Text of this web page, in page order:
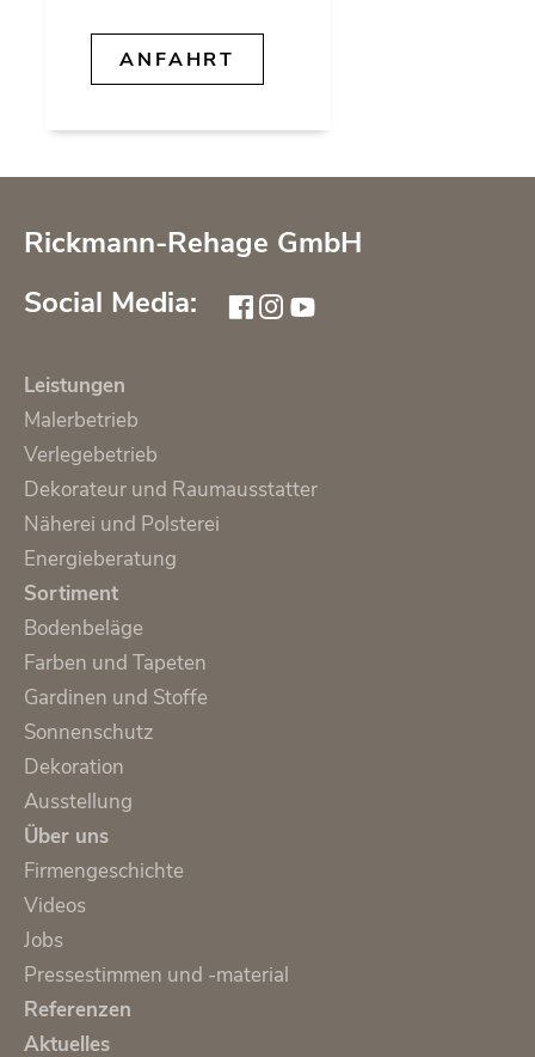
AN­FAHRT
Rickmann-Rehage GmbH
Social Media:
Leistungen
Malerbetrieb
Verlegebetrieb
Dekorateur und Raumausstatter
Näherei und Polsterei
Energieberatung
Sortiment
Bodenbeläge
Farben und Tapeten
Gardinen und Stoffe
Sonnenschutz
Dekoration
Ausstellung
Über uns
Firmengeschichte
Videos
Jobs
Pressestimmen und -material
Referenzen
Aktuelles